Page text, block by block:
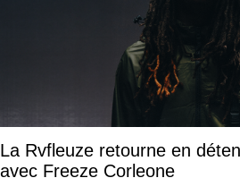
La Rvfleuze retourne en
avec Freeze Corleone